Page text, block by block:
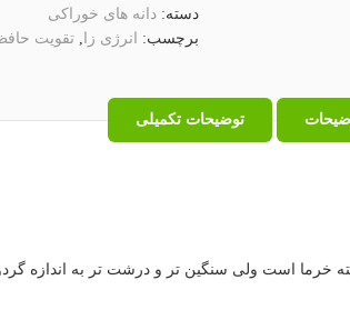
دسته: دانه های خوراکی
برچسب:
انرژی زا , تقویت
توضیحات تکمیلی
خرما است ولی سنگین تر و درشت تر به اندازه